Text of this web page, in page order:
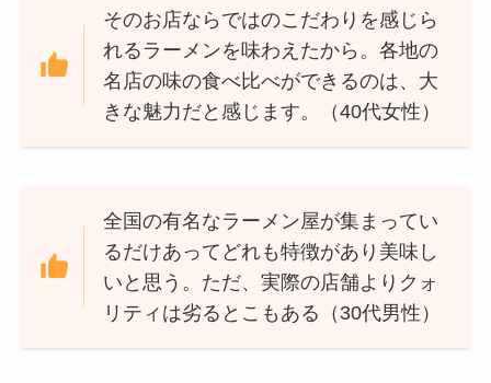
そのお店ならではのこだわりを感じら
れるラーメンを味わえたから。各地の
名店の味の食べ比べができるのは、大
きな魅力だと感じます。（40代女性）
全国の有名なラーメン屋が集まってい
るだけあってどれも特徴があり美味し
いと思う。ただ、実際の店舗よりクォ
リティは劣るとこもある（30代男性）